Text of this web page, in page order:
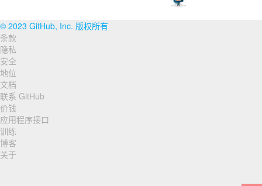
© 2023 GitHub, Inc. 版权所有
页
脚
导
航
条款
隐私
安全
地位
文档
联系 GitHub
价钱
应用程序接口
训练
博客
关于